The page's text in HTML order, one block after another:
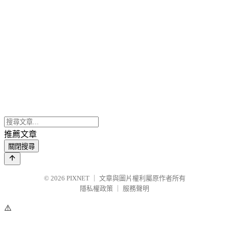
推薦文章
關閉搜尋
© 2026 PIXNET
文章與圖片權利屬原作者所有
隱私權政策
服務聲明
⚠️